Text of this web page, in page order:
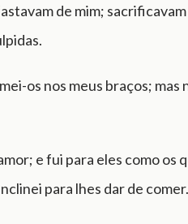
de mim; sacrificavam
os nos meus braços; mas
e fui para eles como os
para lhes dar de comer.